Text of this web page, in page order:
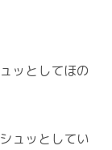
ッとしてほの
ュッとしてい